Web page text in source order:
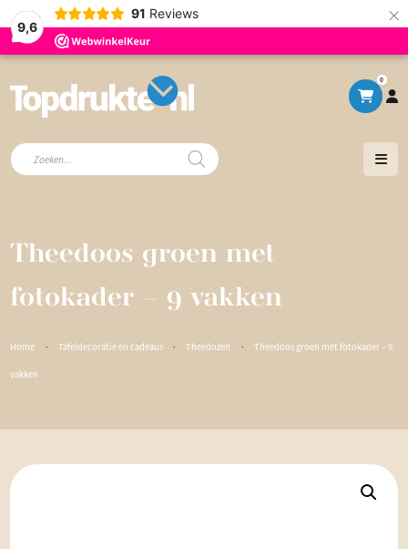
9,6
91 Reviews ×
0
Producten
zoeken
Theedoos groen met
fotokader – 9 vakken
Home · Tafeldecoratie en cadeaus · Theedozen · Theedoos groen met fotokader – 9
vakken